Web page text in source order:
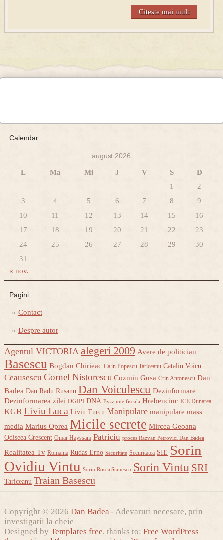
Citeste mai mult
Calendar
august 2026
L Ma Mi J V S
D
1
2
3
4 5 6 7 8
9
10
11 12 13 14 15
16
17
18 19 20 21 22
23
24
25 26 27 28 29
30
31
« nov.
Pagini
Contact
Despre autor
Agentul VICTORIA alegeri 2009 Avere de politician
Basescu Bogdan Chirieac Calin Popescu Tariceanu Catalin Voicu
Ceausescu Cornel Nistorescu Cozmin Gusa Crin Antonescu Dan
Badea Dan Radu Rusanu Dan Voiculescu Dezinformare
Dezinformarea zilei DGIPI DNA Evaziune fiscala Hrebenciuc ICE Dunarea
KGB Liviu Luca Liviu Turcu Manipulare manipulare mass
media Marius Oprea Micile secrete Mircea Geoana
Odiseea Crescent Omar Hayssam Patriciu proces Razvan Petrovici Dan Badea
Realitatea Tv Romania Rudas Erno Securitate Securitatea SIE Sorin
Ovidiu Vintu Sorin Rosca Stanescu Sorin Vintu SRI
Tariceanu Traian Basescu
Copyright © 2026 Dan Badea - Adevaruri necesare, prin
investigatii la cheie
Designed by Templates free, thanks to: Free WordPress